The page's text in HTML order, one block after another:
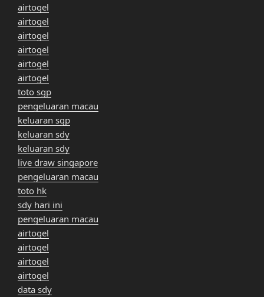
airtogel
airtogel
airtogel
airtogel
airtogel
airtogel
toto sgp
pengeluaran macau
keluaran sgp
keluaran sdy
keluaran sdy
live draw singapore
pengeluaran macau
toto hk
sdy hari ini
pengeluaran macau
airtogel
airtogel
airtogel
airtogel
data sdy